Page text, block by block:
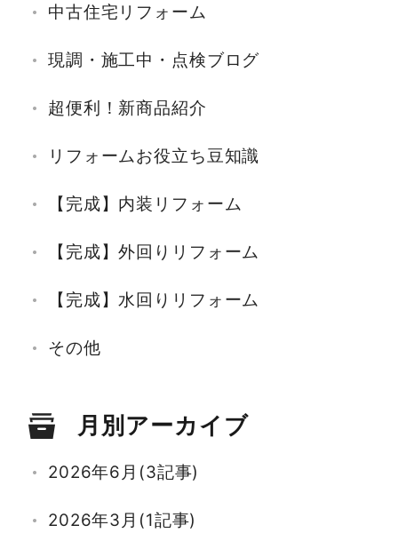
中古住宅リフォーム
現調・施工中・点検ブログ
超便利！新商品紹介
リフォームお役立ち豆知識
【完成】内装リフォーム
【完成】外回りリフォーム
【完成】水回りリフォーム
その他
月別アーカイブ
2026年6月(3記事)
2026年3月(1記事)